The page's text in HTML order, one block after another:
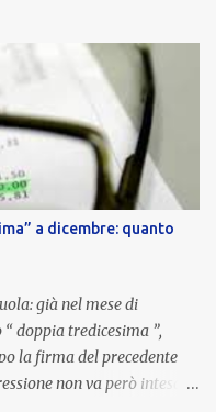
di risultato La
parte variabile dello
per valorizzare
delle risorse e il
Ministero dell’Istruzione
2023/2024, il MIM ha
trasmesso i dati a NoiPA,
in busta paga . Gli
riconosciuto è di 6....
a dicembre: quanto
già nel mese di
doppia tredicesima ”,
la firma del precedente
non va però intesa in